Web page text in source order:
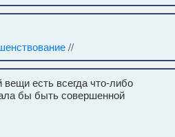
//
есть всегда что-либо
бы быть совершенной